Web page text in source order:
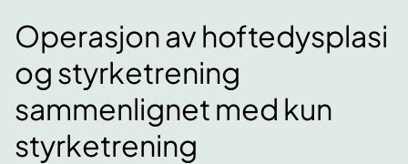
Operasjon av hoftedysplasi
og styrketrening
sammenlignet med kun
styrketrening